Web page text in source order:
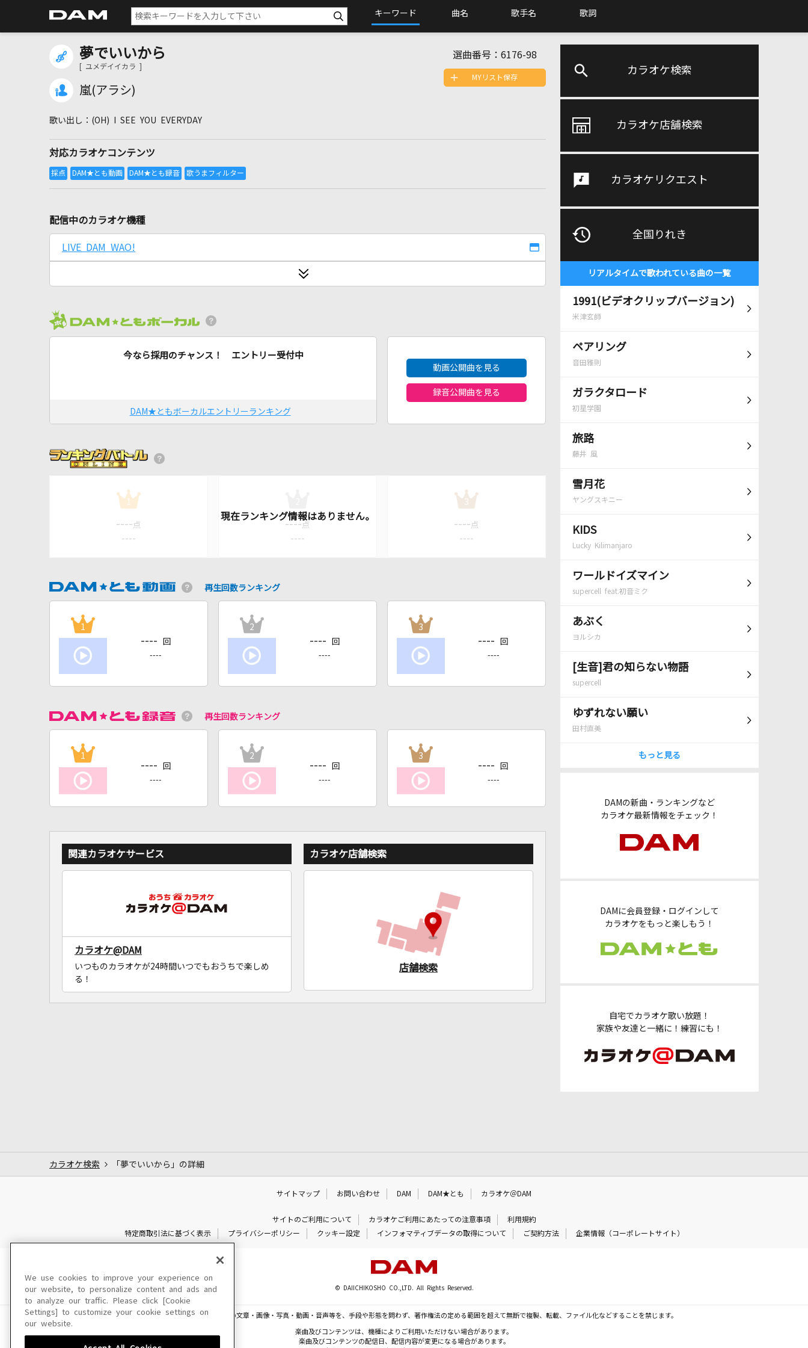
キーワード 曲名 歌手名 歌詞
カラオケ検索
カラオケ店舗検索
カラオケリクエスト
全国りれき
リアルタイムで歌われている曲の一覧
1991(ビデオクリップバージョン)
米津玄師
ペアリング
音田雅則
ガラクタロード
初星学園
旅路
藤井 風
雪月花
ヤングスキニー
KIDS
Lucky Kilimanjaro
ワールドイズマイン
supercell feat.初音ミク
あぶく
ヨルシカ
[生音]君の知らない物語
supercell
ゆずれない願い
田村直美
もっと見る
DAMの新曲・ランキングなど
カラオケ最新情報をチェック！
DAMに会員登録・ログインして
カラオケをもっと楽しもう！
自宅でカラオケ歌い放題！
家族や友達と一緒に！練習にも！
夢でいいから
[ ユメデイイカラ ]
嵐(アラシ)
選曲番号： 6176-98
(OH) I SEE YOU EVERYDAY
対応カラオケコンテンツ
MYリスト保存
配信中のカラオケ機種
LIVE DAM WAO!
今なら採用のチャンス！ エントリー受付中
DAM★ともボーカルエントリーランキング
動画公開曲を見る
録音公開曲を見る
1
---- 点
----
---- 点
----
3
---- 点
----
再生回数ランキング
1
---- 回
----
2
---- 回
----
3
---- 回
----
再生回数ランキング
1
---- 回
----
2
---- 回
----
3
---- 回
----
関連カラオケサービス
カラオケ@DAM
いつものカラオケが24時間いつでもおうちで楽しめ
る！
カラオケ店舗検索
店舗検索
カラオケ検索 「夢でいいから」の詳細
サイトマップ お問い合わせ DAM DAM★とも カラオケ＠DAM
サイトのご利用について カラオケご利用にあたっての注意事項
利用規約
特定商取引法に基づく表示
プライバシーポリシー クッキー設定 インフォマティブデータの取得について ご契約方法 企業情報（コーポレートサイト）
© DAIICHIKOSHO CO.,LTD. All Rights Reserved.
このサイトに掲載されている一切の文章・画像・写真・動画・音声等を、手段や形態を問わず、著作権法の定める範囲を超えて無断で複製、転載、ファイル化などすることを禁じます。
楽曲及びコンテンツは、機種によりご利用いただけない場合があります。
楽曲及びコンテンツの配信日、配信内容が変更になる場合があります。
We use cookies to improve your experience on
our website, to personalize content and ads and
to analyze our traffic. Please click [Cookie
Settings] to customize your cookie settings on
our website.